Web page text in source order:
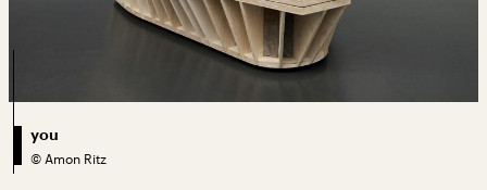
you
© Amon Ritz